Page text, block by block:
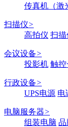
传真机（激
扫描仪>
高拍仪 扫描
会议设备>
投影机 触
行政设备>
UPS电源 电
电脑服务器>
组装电脑 品